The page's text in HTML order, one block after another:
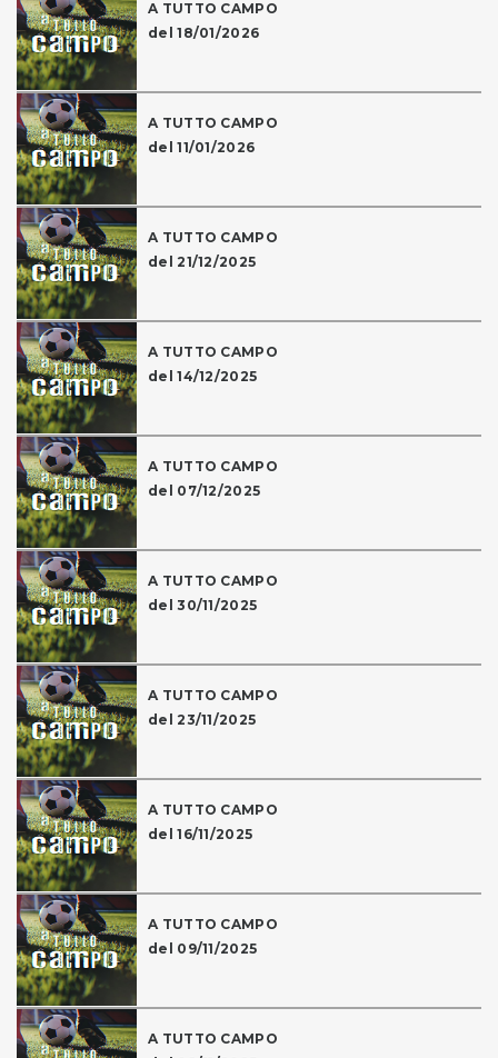
A TUTTO CAMPO
del 18/01/2026
A TUTTO CAMPO
del 11/01/2026
A TUTTO CAMPO
del 21/12/2025
A TUTTO CAMPO
del 14/12/2025
A TUTTO CAMPO
del 07/12/2025
A TUTTO CAMPO
del 30/11/2025
A TUTTO CAMPO
del 23/11/2025
A TUTTO CAMPO
del 16/11/2025
A TUTTO CAMPO
del 09/11/2025
A TUTTO CAMPO